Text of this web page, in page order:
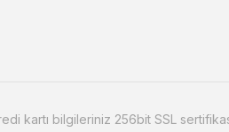
kartı bilgileriniz 256bit SSL